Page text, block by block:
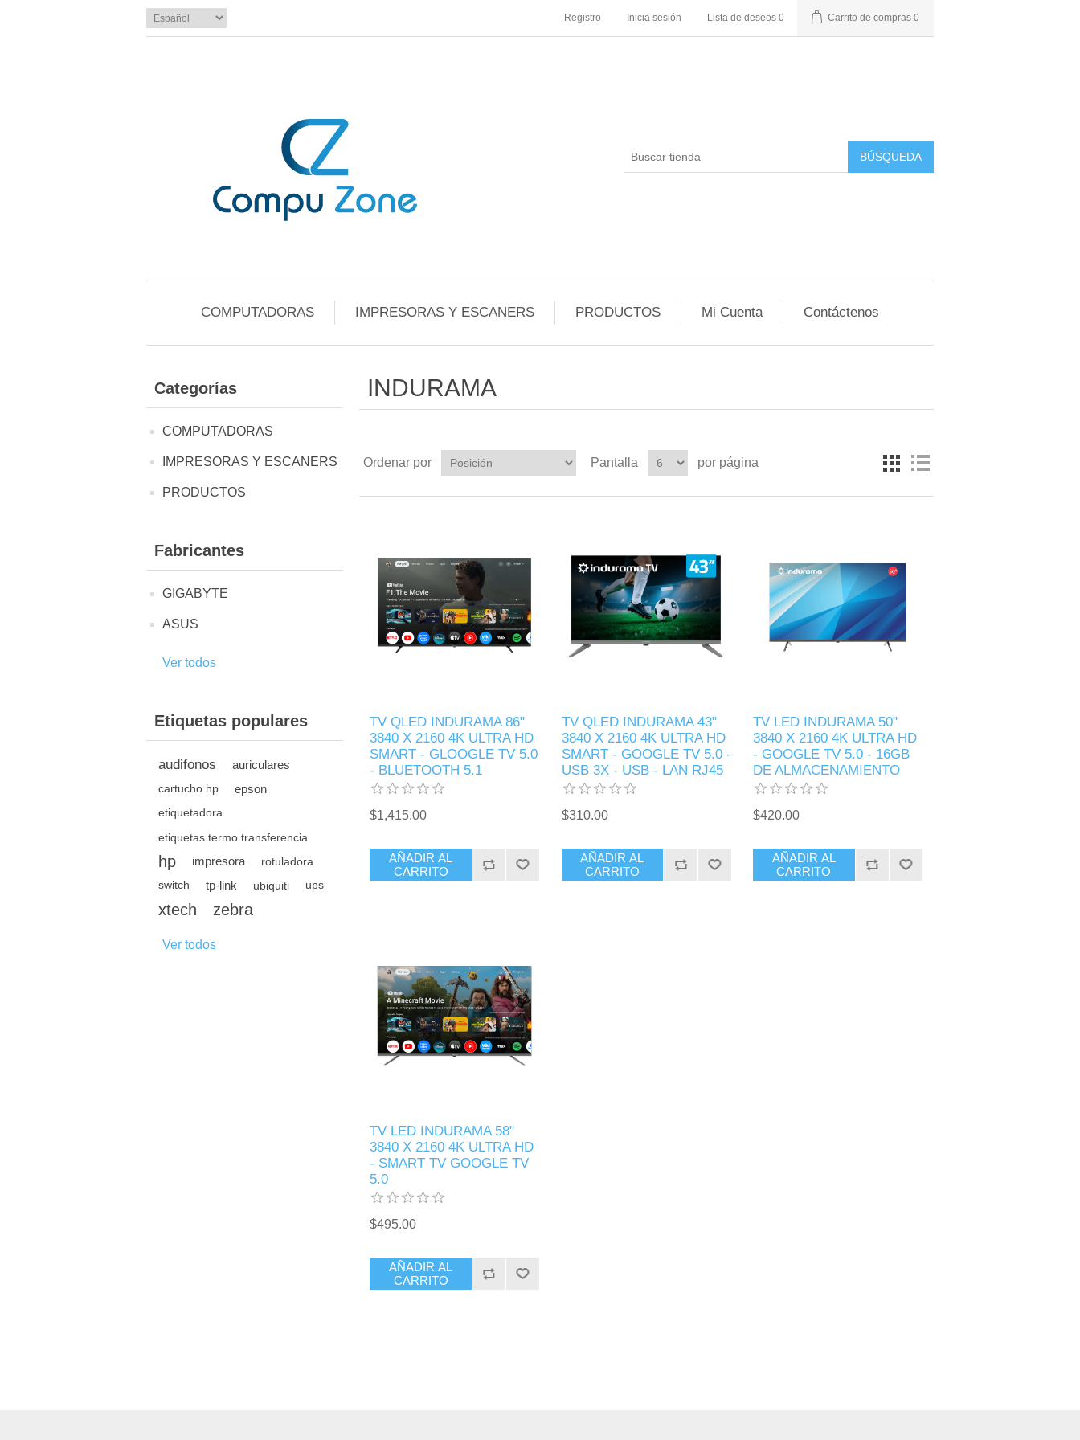
Registro Inicia sesión Lista de deseos 0 Carrito de compras 0
BÚSQUEDA
COMPUTADORAS IMPRESORAS Y ESCANERS PRODUCTOS Mi Cuenta Contáctenos
Categorías
COMPUTADORAS
IMPRESORAS Y ESCANERS
PRODUCTOS
Fabricantes
GIGABYTE
ASUS
Ver todos
Etiquetas populares
audifonos auriculares
cartucho hp epson
etiquetadora
etiquetas termo transferencia
hp impresora rotuladora
switch tp-link ubiquiti ups
xtech zebra
Ver todos
INDURAMA
Ordenar por Pantalla por página
TV QLED INDURAMA 86"
3840 X 2160 4K ULTRA HD
SMART - GLOOGLE TV 5.0
- BLUETOOTH 5.1
$1,415.00
AÑADIR AL
CARRITO
TV QLED INDURAMA 43"
3840 X 2160 4K ULTRA HD
SMART - GOOGLE TV 5.0 -
USB 3X - USB - LAN RJ45
$310.00
AÑADIR AL
CARRITO
TV LED INDURAMA 50"
3840 X 2160 4K ULTRA HD
- GOOGLE TV 5.0 - 16GB
DE ALMACENAMIENTO
$420.00
AÑADIR AL
CARRITO
TV LED INDURAMA 58"
3840 X 2160 4K ULTRA HD
- SMART TV GOOGLE TV
5.0
$495.00
AÑADIR AL
CARRITO